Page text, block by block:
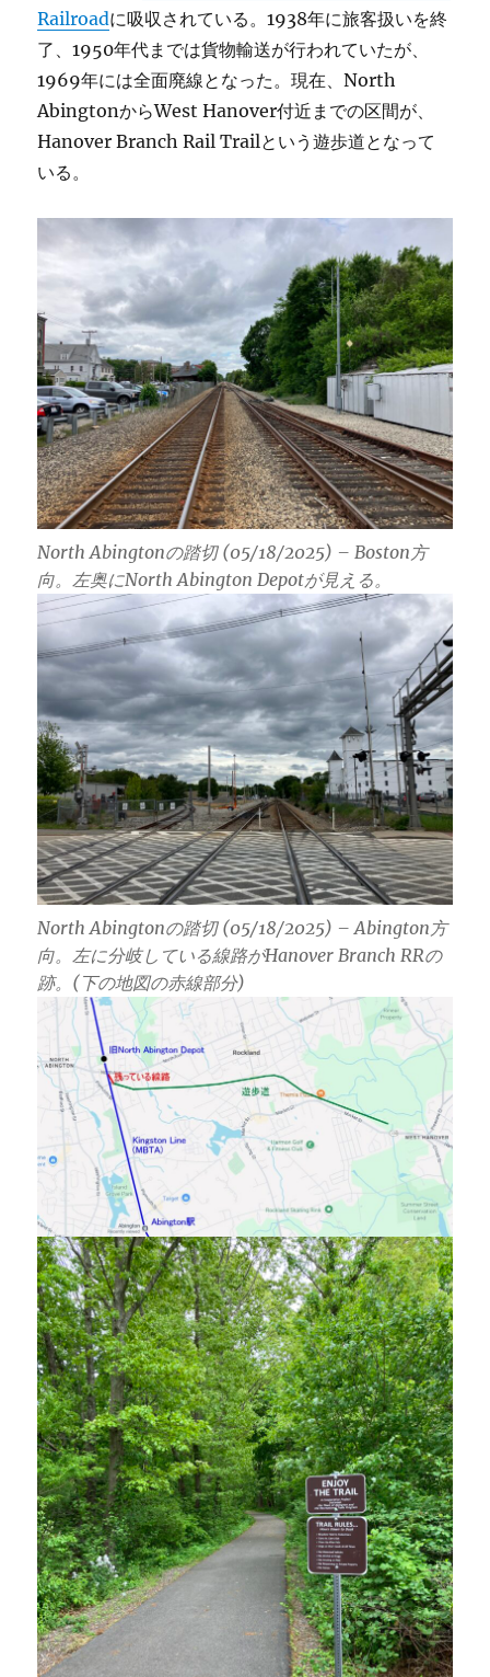
Railroadに吸収されている。1938年に旅客扱いを終
了、1950年代までは貨物輸送が行われていたが、
1969年には全面廃線となった。現在、North
AbingtonからWest Hanover付近までの区間が、
Hanover Branch Rail Trailという遊歩道となって
いる。
North Abingtonの踏切 (05/18/2025) – Boston方
向。左奥にNorth Abington Depotが見える。
North Abingtonの踏切 (05/18/2025) – Abington方
向。左に分岐している線路がHanover Branch RRの
跡。(下の地図の赤線部分)